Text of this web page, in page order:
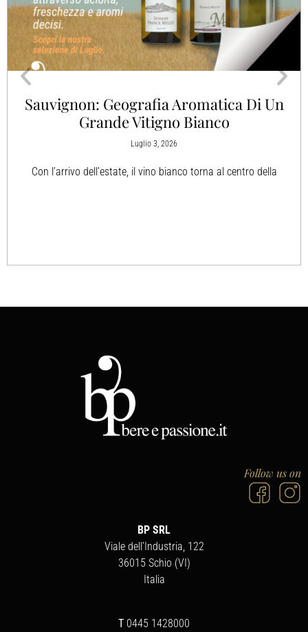
Sauvignon: Geografia Aromatica Di Un
Grande Vitigno Bianco
Luglio 3, 2026
Con l’arrivo dell’estate, il vino bianco torna al centro della
Follow us on
BP SRL
Viale dell’Industria, 122
36015 Schio (VI)
Italia
T 0445 1428000